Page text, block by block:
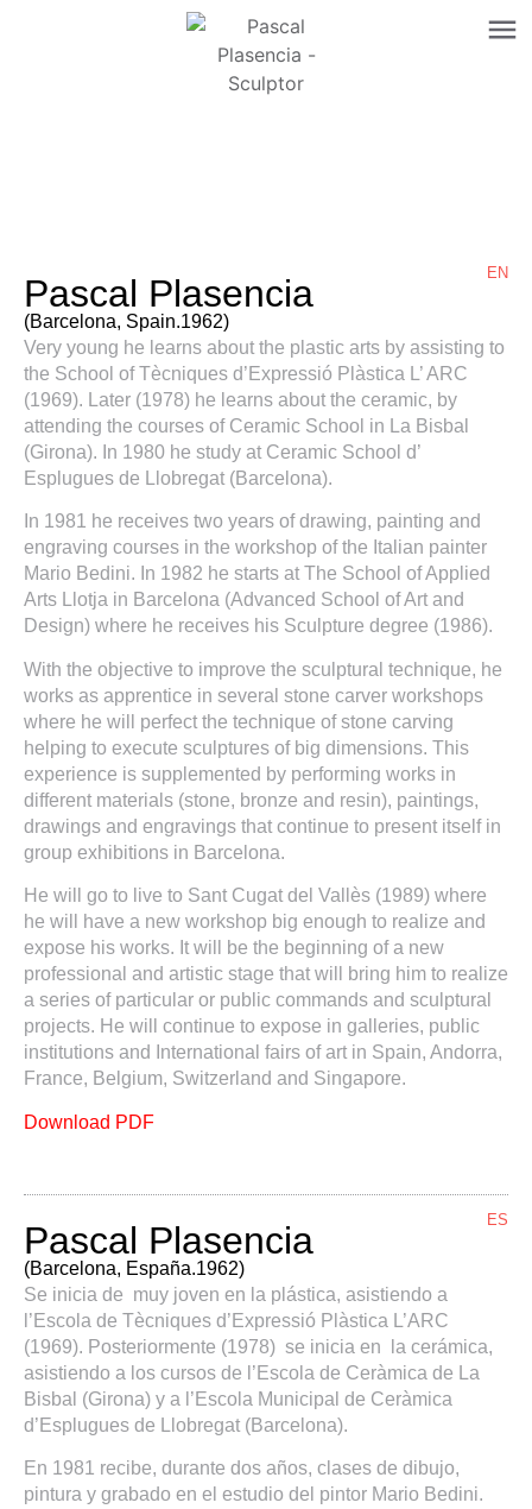
EN
Pascal Plasencia
(Barcelona, Spain.1962)
Very young he learns about the plastic arts by assisting to
the School of Tècniques d’Expressió Plàstica L’ ARC
(1969). Later (1978) he learns about the ceramic, by
attending the courses of Ceramic School in La Bisbal
(Girona). In 1980 he study at Ceramic School d’
Esplugues de Llobregat (Barcelona).
In 1981 he receives two years of drawing, painting and
engraving courses in the workshop of the Italian painter
Mario Bedini. In 1982 he starts at The School of Applied
Arts Llotja in Barcelona (Advanced School of Art and
Design) where he receives his Sculpture degree (1986).
With the objective to improve the sculptural technique, he
works as apprentice in several stone carver workshops
where he will perfect the technique of stone carving
helping to execute sculptures of big dimensions. This
experience is supplemented by performing works in
different materials (stone, bronze and resin), paintings,
drawings and engravings that continue to present itself in
group exhibitions in Barcelona.
He will go to live to Sant Cugat del Vallès (1989) where
he will have a new workshop big enough to realize and
expose his works. It will be the beginning of a new
professional and artistic stage that will bring him to realize
a series of particular or public commands and sculptural
projects. He will continue to expose in galleries, public
institutions and International fairs of art in Spain, Andorra,
France, Belgium, Switzerland and Singapore.
Download PDF
ES
Pascal Plasencia
(Barcelona, España.1962)
Se inicia de muy joven en la plástica, asistiendo a
l’Escola de Tècniques d’Expressió Plàstica L’ARC
(1969). Posteriormente (1978) se inicia en la cerámica,
asistiendo a los cursos de l’Escola de Ceràmica de La
Bisbal (Girona) y a l’Escola Municipal de Ceràmica
d’Esplugues de Llobregat (Barcelona).
En 1981 recibe, durante dos años, clases de dibujo,
pintura y grabado en el estudio del pintor Mario Bedini.